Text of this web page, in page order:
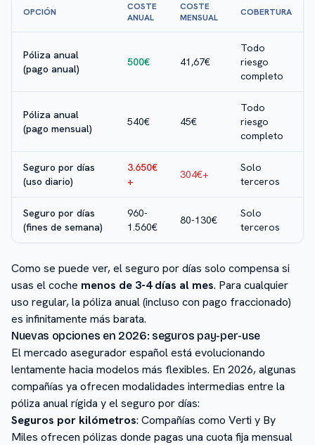
OPCIÓN
COSTE
ANUAL
COSTE
MENSUAL
COBERTURA
Póliza anual
(pago anual)
500€ 41,67€
Todo
riesgo
completo
Póliza anual
(pago mensual)
540€ 45€
Todo
riesgo
completo
Seguro por días
(uso diario)
3.650€
+
304€+
Solo
terceros
Seguro por días
(fines de semana)
960-
1.560€
80-130€
Solo
terceros
Como se puede ver, el seguro por días solo compensa si
usas el coche menos de 3-4 días al mes. Para cualquier
uso regular, la póliza anual (incluso con pago fraccionado)
es infinitamente más barata.
Nuevas opciones en 2026: seguros pay-per-use
El mercado asegurador español está evolucionando
lentamente hacia modelos más flexibles. En 2026, algunas
compañías ya ofrecen modalidades intermedias entre la
póliza anual rígida y el seguro por días:
Seguros por kilómetros: Compañías como Verti y By
Miles ofrecen pólizas donde pagas una cuota fija mensual